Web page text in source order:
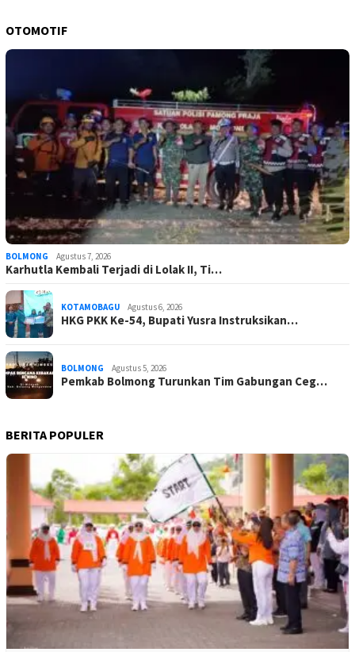
OTOMOTIF
BOLMONG Agustus 7, 2026
Karhutla Kembali Terjadi di Lolak II, Ti…
KOTAMOBAGU Agustus 6, 2026
HKG PKK Ke-54, Bupati Yusra Instruksikan…
BOLMONG Agustus 5, 2026
Pemkab Bolmong Turunkan Tim Gabungan Ceg…
BERITA POPULER